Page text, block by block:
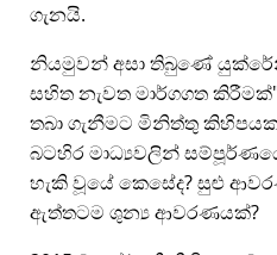
ගැනයි.
නියමුවන් අසා තිබුණේ
සහිත නැවත මාර්ගගත කිරීමක්
තබා ගැනීමට මිනිත්තු
බටහිර මාධ්‍යවලින්
හැකි වූයේ කෙසේද? සුළු
ඇත්තටම ශුන්‍ය ආවරණයක්?